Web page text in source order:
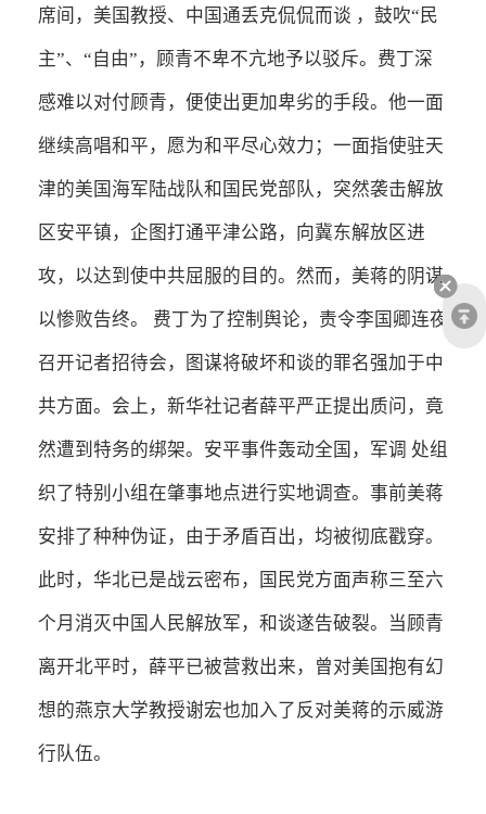
席间，美国教授、中国通丢克侃侃而谈 ，鼓吹“民
主”、“自由”，顾青不卑不亢地予以驳斥。费丁深
感难以对付顾青，便使出更加卑劣的手段。他一面
继续高唱和平，愿为和平尽心效力；一面指使驻天
津的美国海军陆战队和国民党部队，突然袭击解放
区安平镇，企图打通平津公路，向冀东解放区进
攻，以达到使中共屈服的目的。然而，美蒋的阴谋
以惨败告终。 费丁为了控制舆论，责令李国卿连夜
召开记者招待会，图谋将破坏和谈的罪名强加于中
共方面。会上，新华社记者薛平严正提出质问，竟
然遭到特务的绑架。安平事件轰动全国，军调 处组
织了特别小组在肇事地点进行实地调查。事前美蒋
安排了种种伪证，由于矛盾百出，均被彻底戳穿。
此时，华北已是战云密布，国民党方面声称三至六
个月消灭中国人民解放军，和谈遂告破裂。当顾青
离开北平时，薛平已被营救出来，曾对美国抱有幻
想的燕京大学教授谢宏也加入了反对美蒋的示威游
行队伍。